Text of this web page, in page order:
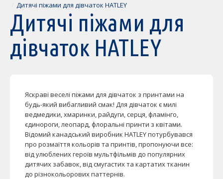
Дитячі піжами для дівчаток HATLEY
Дитячі піжами для
дівчаток HATLEY
Яскраві веселі піжами для дівчаток з принтами на
будь-який вибагливий смак! Для дівчаток є милі
ведмедики, хмаринки, райдуги, серця, фламінго,
єдинороги, леопард, флоральні принти з квітами.
Відомий канадський виробник HATLEY потурбувався
про розмаїття кольорів та принтів, пропонуючи все:
від улюблених героїв мультфільмів до популярних
дитячих забавок, від смугастих та картатих тканин
до різнокольорових паттернів.